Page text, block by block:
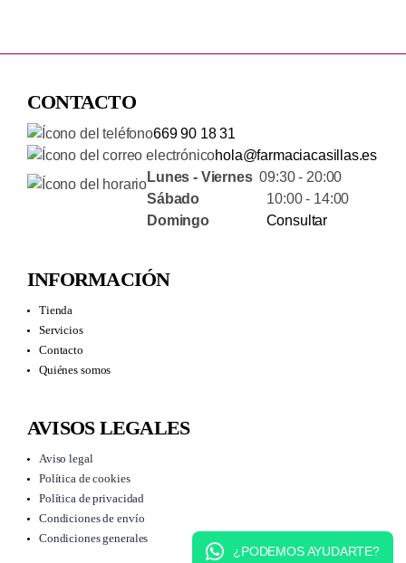
CONTACTO
669 90 18 31
hola@farmaciacasillas.es
Lunes - Viernes09:30 - 20:00
Sábado 10:00 - 14:00
Domingo
Consultar
INFORMACIÓN
Tienda
Servicios
Contacto
Quiénes somos
AVISOS LEGALES
Aviso legal
Política de cookies
Política de privacidad
Condiciones de envío
Condiciones generales
¿PODEMOS AYUDARTE?